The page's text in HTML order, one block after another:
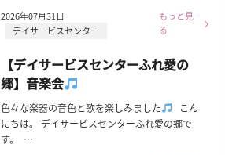
2026年07月31日
デイサービスセンター
もっと見
る
【デイサービスセンターふれ愛の
郷】音楽会
色々な楽器の音色と歌を楽しみました
こん
にちは。 デイサービスセンターふれ愛の郷で
す。 …